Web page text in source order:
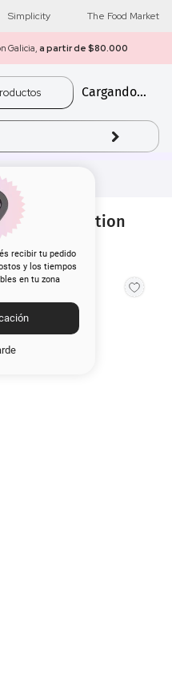
Simplicity The Food Market
Galicia, a partir de $80.000
Cargando...
recibir tu pedido
y los tiempos
en tu zona
Plump Ambition
de Ros